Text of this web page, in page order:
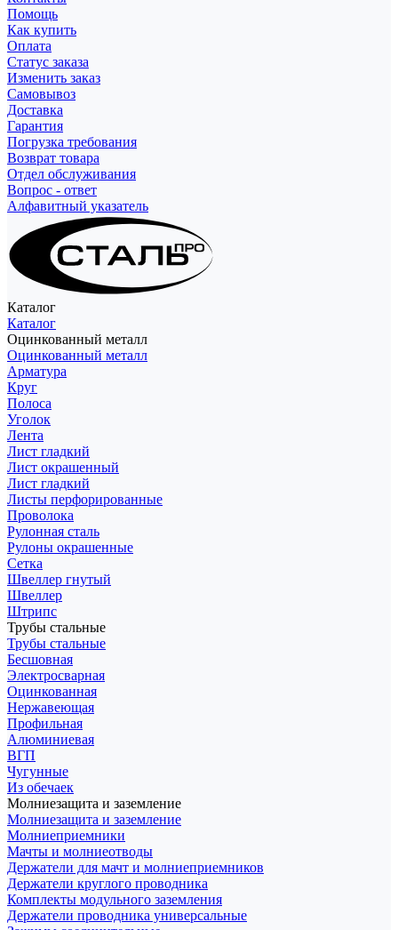
Помощь
Как купить
Оплата
Статус заказа
Изменить заказ
Самовывоз
Доставка
Гарантия
Погрузка требования
Возврат товара
Отдел обслуживания
Вопрос - ответ
Алфавитный указатель
Каталог
Каталог
Оцинкованный металл
Оцинкованный металл
Арматура
Круг
Полоса
Уголок
Лента
Лист гладкий
Лист окрашенный
Лист гладкий
Листы перфорированные
Проволока
Рулонная сталь
Рулоны окрашенные
Сетка
Швеллер гнутый
Швеллер
Штрипс
Трубы стальные
Трубы стальные
Бесшовная
Электросварная
Оцинкованная
Нержавеющая
Профильная
Алюминиевая
ВГП
Чугунные
Из обечаек
Молниезащита и заземление
Молниезащита и заземление
Молниеприемники
Мачты и молниеотводы
Держатели для мачт и молниеприемников
Держатели круглого проводника
Комплекты модульного заземления
Держатели проводника универсальные